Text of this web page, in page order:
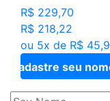
R$ 229,70
R$ 218,22
ou 5x de R$
Cadastre seu
e receba ofertas